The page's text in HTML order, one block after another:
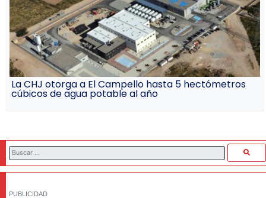
La CHJ otorga a El Campello hasta 5 hectómetros
cúbicos de agua potable al año
PUBLICIDAD